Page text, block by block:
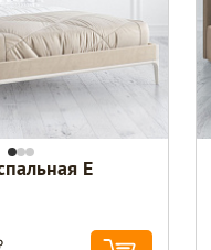
E